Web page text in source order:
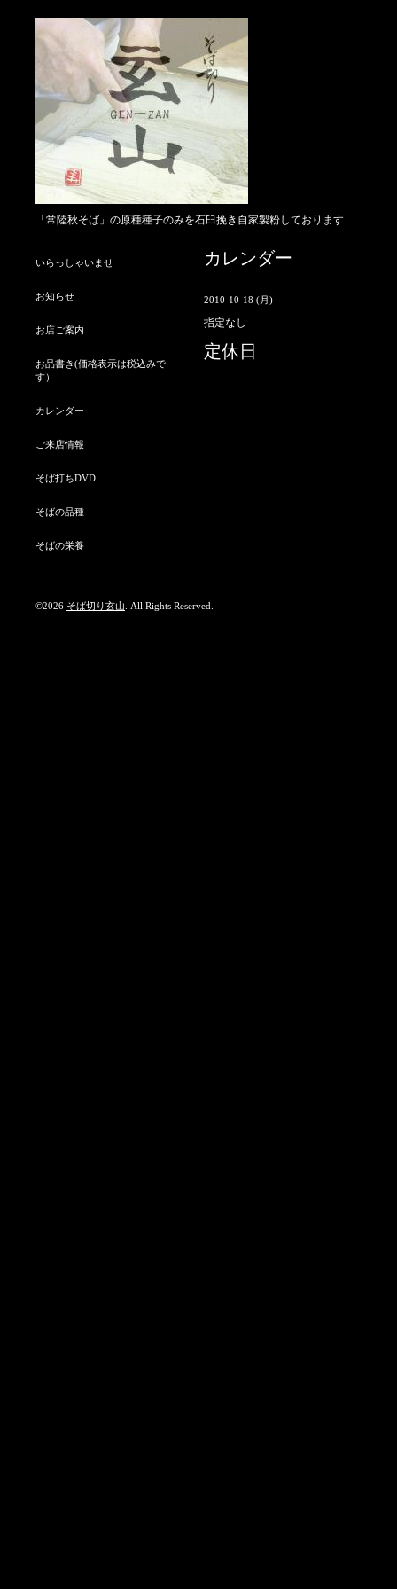
「常陸秋そば」の原種種子のみを石臼挽き自家製粉しております
カレンダー
2010-10-18 (月)
指定なし
定休日
いらっしゃいませ
お知らせ
お店ご案内
お品書き(価格表示は税込みで
す）
カレンダー
ご来店情報
そば打ちDVD
そばの品種
そばの栄養
©2026 そば切り玄山 . All Rights Reserved.